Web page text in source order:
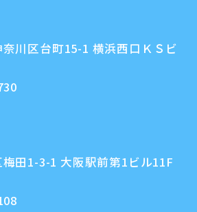
川区台町15-1 横浜西口ＫＳビ
田1-3-1 大阪駅前第1ビル11F